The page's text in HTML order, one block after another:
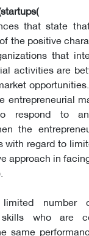
that state
the positive
that
activities are
entrepreneurial
to an
the
with regard to
approach in
number
skills who are
same